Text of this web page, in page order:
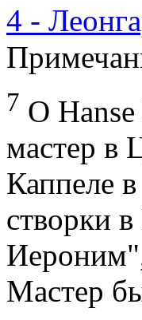
4 -
7 О
мастер в
Каппеле
створки
Мастер